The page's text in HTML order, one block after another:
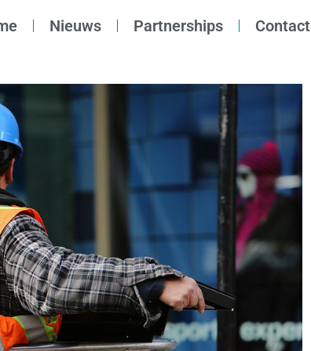
Nieuws Partnerships Contact